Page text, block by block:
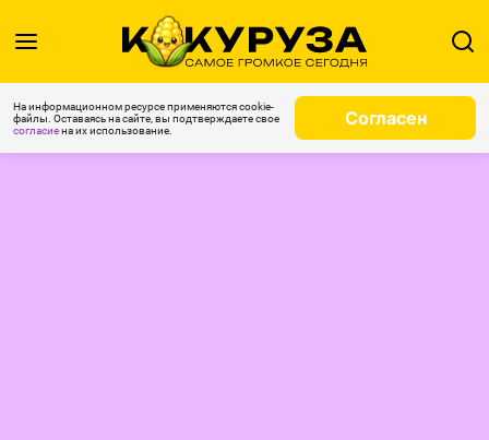
На информационном ресурсе применяются cookie-
файлы. Оставаясь на сайте, вы подтверждаете свое
согласиена их использование.
Согласен